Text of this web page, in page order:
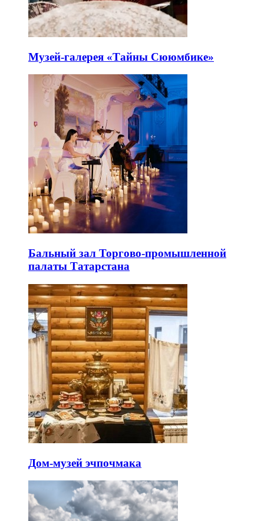
Музей-галерея «Тайны Сююмбике»
Бальный зал Торгово-промышленной
палаты Татарстана
Дом-музей эчпочмака